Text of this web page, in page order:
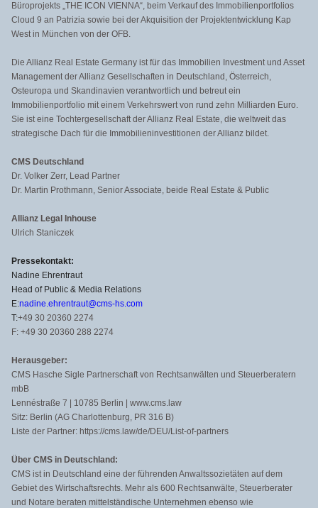
Büroprojekts „THE ICON VIENNA“, beim Verkauf des Immobilienportfolios
Cloud 9 an Patrizia sowie bei der Akquisition der Projektentwicklung Kap
West in München von der OFB.
Die Allianz Real Estate Germany ist für das Immobilien Investment und Asset
Management der Allianz Gesellschaften in Deutschland, Österreich,
Osteuropa und Skandinavien verantwortlich und betreut ein
Immobilienportfolio mit einem Verkehrswert von rund zehn Milliarden Euro.
Sie ist eine Tochtergesellschaft der Allianz Real Estate, die weltweit das
strategische Dach für die Immobilieninvestitionen der Allianz bildet.
CMS Deutschland
Dr. Volker Zerr, Lead Partner
Dr. Martin Prothmann, Senior Associate, beide Real Estate & Public
Allianz Legal Inhouse
Ulrich Staniczek
Pressekontakt:
Nadine Ehrentraut
Head of Public & Media Relations
E:nadine.ehrentraut@cms-hs.com
T:+49 30 20360 2274
F: +49 30 20360 288 2274
Herausgeber:
CMS Hasche Sigle Partnerschaft von Rechtsanwälten und Steuerberatern
mbB
Lennéstraße 7 | 10785 Berlin | www.cms.law
Sitz: Berlin (AG Charlottenburg, PR 316 B)
Liste der Partner: https://cms.law/de/DEU/List-of-partners
Über CMS in Deutschland:
CMS ist in Deutschland eine der führenden Anwaltssozietäten auf dem
Gebiet des Wirtschaftsrechts. Mehr als 600 Rechtsanwälte, Steuerberater
und Notare beraten mittelständische Unternehmen ebenso wie